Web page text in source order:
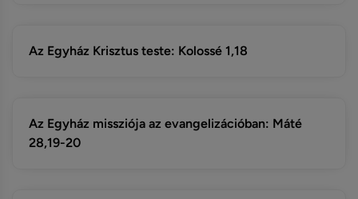
Az Egyház Krisztus teste: Kolossé 1,18
Az Egyház missziója az evangelizációban: Máté
28,19-20